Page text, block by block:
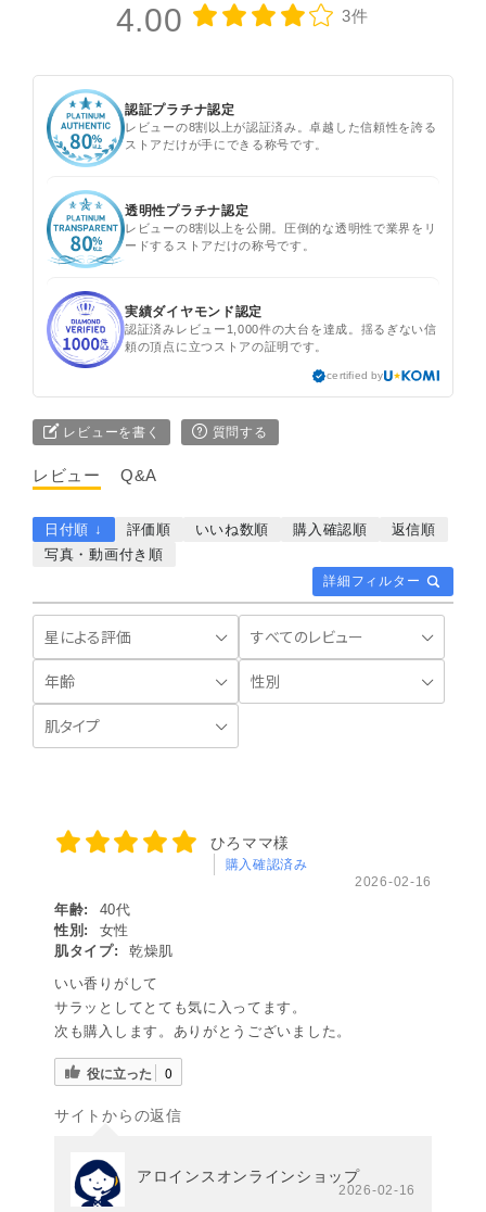
4.00 3件
認証プラチナ認定
レビューの8割以上が認証済み。卓越した信頼性を誇る
ストアだけが手にできる称号です。
透明性プラチナ認定
レビューの8割以上を公開。圧倒的な透明性で業界をリ
ードするストアだけの称号です。
実績ダイヤモンド認定
認証済みレビュー1,000件の大台を達成。揺るぎない信
頼の頂点に立つストアの証明です。
certified by
レビューを書く 質問する
レビュー Q&A
詳細フィルター
日付順 ↓ 評価順 いいね数順 購入確認順
返信順
写真・動画付き順
ひろママ様
購入確認済み
2026-02-16
年齢:
40代
性別:
女性
肌タイプ:
乾燥肌
いい香りがして
サラッとしてとても気に入ってます。
次も購入します。ありがとうございました。
役に立った 0
サイトからの返信
アロインスオンラインショップ
2026-02-16